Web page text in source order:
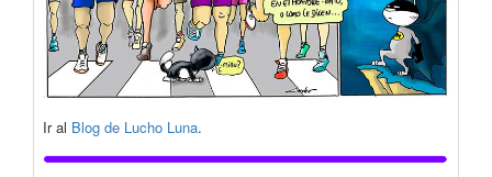
Ir al Blog de Lucho Luna.